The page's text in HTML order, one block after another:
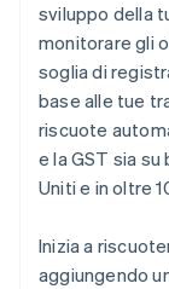
sviluppo della
monitorare gli
soglia di
base alle tue
riscuote
e la GST sia
Uniti e in oltre
Inizia a
aggiungendo